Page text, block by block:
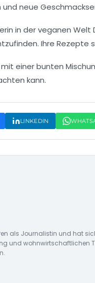
neue
in derveganen Welt
Ihre
mit einer bunten
kann.
LINKEDIN
als Journalistin und hat
und wohnwirtschaftlichen